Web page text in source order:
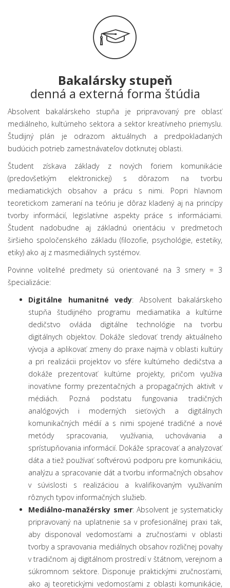
Bakalársky stupeň
denná a externá forma štúdia
Absolvent bakalárskeho stupňa je pripravovaný pre oblasť
mediálneho, kultúrneho sektora a sektor kreatívneho priemyslu.
Študijný plán je odrazom aktuálnych a predpokladaných
budúcich potrieb zamestnávateľov dotknutej oblasti.
Študent získava základy z nových foriem komunikácie
(predovšetkým elektronickej) s dôrazom na tvorbu
mediamatických obsahov a prácu s nimi. Popri hlavnom
teoretickom zameraní na teóriu je dôraz kladený aj na princípy
tvorby informácií, legislatívne aspekty práce s informáciami.
Študent nadobudne aj základnú orientáciu v predmetoch
širšieho spoločenského základu (filozofie, psychológie, estetiky,
etiky) ako aj z masmediálnych systémov.
Povinne voliteľné predmety sú orientované na 3 smery = 3
špecializácie:
Digitálne humanitné vedy: Absolvent bakalárskeho
stupňa študijného programu mediamatika a kultúrne
dedičstvo ovláda digitálne technológie na tvorbu
digitálnych objektov. Dokáže sledovať trendy aktuálneho
vývoja a aplikovať zmeny do praxe najmä v oblasti kultúry
a pri realizácii projektov vo sfére kultúrneho dedičstva a
dokáže prezentovať kultúrne projekty, pričom využíva
inovatívne formy prezentačných a propagačných aktivít v
médiách. Pozná podstatu fungovania tradičných
analógových i moderných sieťových a digitálnych
komunikačných médií a s nimi spojené tradičné a nové
metódy spracovania, využívania, uchovávania a
sprístupňovania informácií. Dokáže spracovať a analyzovať
dáta a tiež používať softvérovú podporu pre komunikáciu,
analýzu a spracovanie dát a tvorbu informačných obsahov
v súvislosti s realizáciou a kvalifikovaným využívaním
rôznych typov informačných služieb.
Mediálno-manažérsky smer: Absolvent je systematicky
pripravovaný na uplatnenie sa v profesionálnej praxi tak,
aby disponoval vedomosťami a zručnosťami v oblasti
tvorby a spravovania mediálnych obsahov rozličnej povahy
v tradičnom aj digitálnom prostredí v štátnom, verejnom a
súkromnom sektore. Disponuje praktickými zručnosťami,
ako aj teoretickými vedomosťami z oblasti komunikácie,